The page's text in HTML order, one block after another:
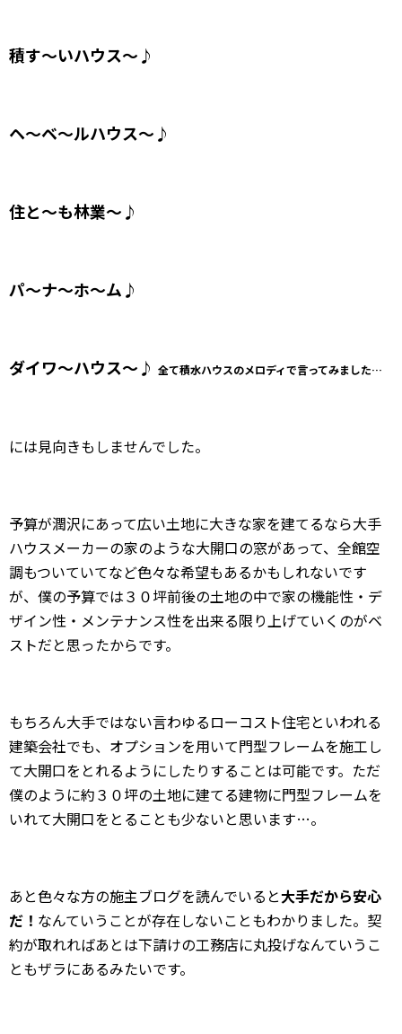
積す～いハウス～♪
ヘ～ベ〜ルハウス〜♪
住と〜も林業〜♪
パ～ナ～ホ〜ム♪
ダイワ～ハウス～♪ 全て積水ハウスのメロディで言ってみました…
には見向きもしませんでした。
予算が潤沢にあって広い土地に大きな家を建てるなら大手
ハウスメーカーの家のような大開口の窓があって、全館空
調もついていてなど色々な希望もあるかもしれないです
が、僕の予算では３０坪前後の土地の中で家の機能性・デ
ザイン性・メンテナンス性を出来る限り上げていくのがベ
ストだと思ったからです。
もちろん大手ではない言わゆるローコスト住宅といわれる
建築会社でも、オプションを用いて門型フレームを施工し
て大開口をとれるようにしたりすることは可能です。ただ
僕のように約３０坪の土地に建てる建物に門型フレームを
いれて大開口をとることも少ないと思います…。
あと色々な方の施主ブログを読んでいると大手だから安心
だ！ なんていうことが存在しないこともわかりました。契
約が取れればあとは下請けの工務店に丸投げなんていうこ
ともザラにあるみたいです。